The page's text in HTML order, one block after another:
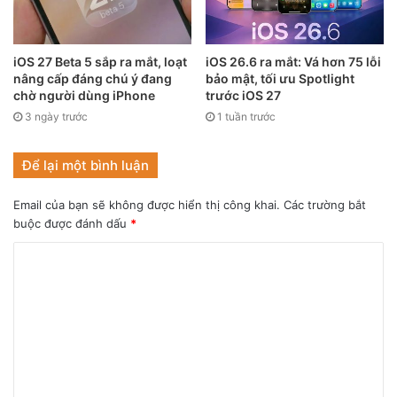
Ultra chiếm ưu thế về kết cấu camera, màn hình lớn, pin
“trâu” nhưng trong tâm trí người dùng, iPhone vẫn là một
bản nâng cấp đáng giá với màn hình nhỏ, ứng dụng trong
hệ sinh thái iOS và thông số kỹ thuật camera tương tự.
iOS 27 Beta 5 sắp ra mắt, loạt
nâng cấp đáng chú ý đang
chờ người dùng iPhone
3 ngày trước
iOS 26.6 ra mắt: Vá hơn 75 lỗi
bảo mật, tối ưu Spotlight
trước iOS 27
1 tuần trước
Để lại một bình luận
Email của bạn sẽ không được hiển thị công khai. Các trường bắt
buộc được đánh dấu *